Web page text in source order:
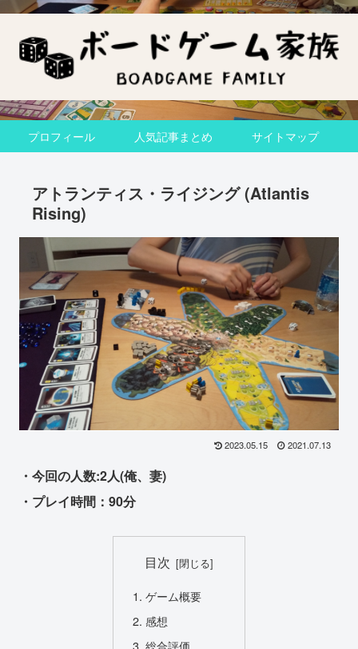
プロフィール 人気記事まとめ サイトマップ
アトランティス・ライジング (Atlantis
Rising)
2023.05.15 2021.07.13
・今回の人数:2人(俺、妻)
・プレイ時間：90分
目次
ゲーム概要
感想
総合評価